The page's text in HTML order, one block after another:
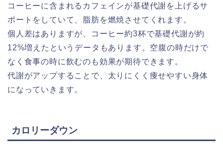
コーヒーに含まれるカフェインが基礎代謝を上げるサ
ポートをしていて、脂肪を燃焼させてくれます。
個人差はありますが、コーヒー約3杯で基礎代謝が約
12%増えたというデータもあります。空腹の時だけで
なく食事の時に飲むのも効果が期待できます。
代謝がアップすることで、太りにくく痩せやすい身体
になっていきます。
カロリーダウン